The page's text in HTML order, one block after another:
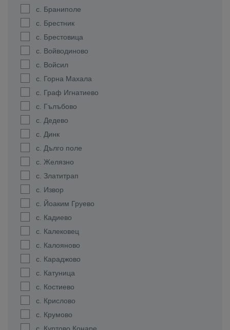
с. Браниполе
с. Брестник
с. Брестовица
с. Войводиново
с. Войсил
с. Горна Махала
с. Граф Игнатиево
с. Гълъбово
с. Дедево
с. Динк
с. Дълго поле
с. Желязно
с. Златитрап
с. Извор
с. Йоаким Груево
с. Кадиево
с. Калековец
с. Калояново
с. Караджово
с. Катуница
с. Костиево
с. Крислово
с. Крумово